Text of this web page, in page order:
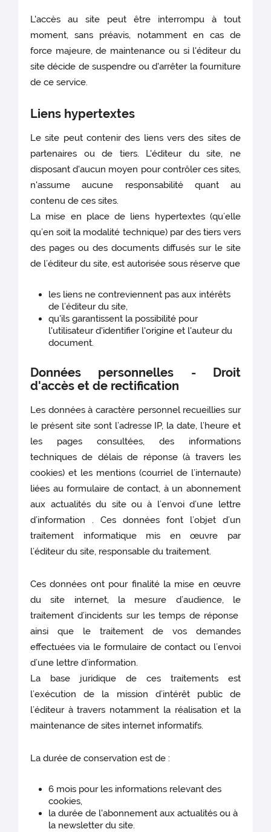
L'accès au site peut être interrompu à tout
moment, sans préavis, notamment en cas de
force majeure, de maintenance ou si l'éditeur du
site décide de suspendre ou d'arrêter la fourniture
de ce service.
Liens hypertextes
Le site peut contenir des liens vers des sites de
partenaires ou de tiers. L'éditeur du site, ne
disposant d'aucun moyen pour contrôler ces sites,
n'assume aucune responsabilité quant au
contenu de ces sites.
La mise en place de liens hypertextes (qu’elle
qu’en soit la modalité technique) par des tiers vers
des pages ou des documents diffusés sur le site
de l’éditeur du site, est autorisée sous réserve que
les liens ne contreviennent pas aux intérêts
de l’éditeur du site,
qu'ils garantissent la possibilité pour
l'utilisateur d'identifier l'origine et l'auteur du
document.
Données personnelles - Droit
d'accès et de rectification
Les données à caractère personnel recueillies sur
le présent site sont l’adresse IP, la date, l’heure et
les pages consultées, des informations
techniques de délais de réponse (à travers les
cookies) et les mentions (courriel de l’internaute)
liées au formulaire de contact, à un abonnement
aux actualités du site ou à l’envoi d’une lettre
d’information . Ces données font l’objet d’un
traitement informatique mis en œuvre par
l’éditeur du site, responsable du traitement.
Ces données ont pour finalité la mise en œuvre
du site internet, la mesure d’audience, le
traitement d’incidents sur les temps de réponse
ainsi que le traitement de vos demandes
effectuées via le formulaire de contact ou l’envoi
d’une lettre d’information.
La base juridique de ces traitements est
l’exécution de la mission d’intérêt public de
l’éditeur à travers notamment la réalisation et la
maintenance de sites internet informatifs.
La durée de conservation est de :
6 mois pour les informations relevant des
cookies,
la durée de l'abonnement aux actualités ou à
la newsletter du site.